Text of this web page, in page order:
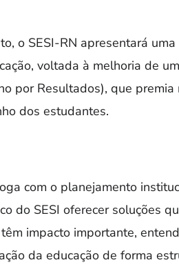
o SESI-RN apresentará
voltada à melhoria de
por Resultados), que
dos estudantes.
com o planejamento
do SESI oferecer soluções
impacto importante,
da educação de forma